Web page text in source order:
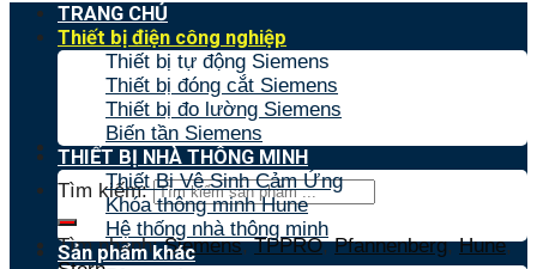
Tìm kiếm:
Tìm nhanh:Siemens,TPPRO,Pfannenberg,Hune,
TRANG CHỦ
Thiết bị điện công nghiệp
Thiết bị tự động Siemens
Thiết bị đóng cắt Siemens
Thiết bị đo lường Siemens
Biến tần Siemens
THIẾT BỊ NHÀ THÔNG MINH
Thiết Bị Vệ Sinh Cảm Ứng
Khóa thông minh Hune
Hệ thống nhà thông minh
Sản phẩm khác